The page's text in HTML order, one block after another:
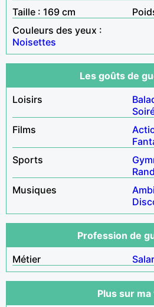
Taille : 169 cm
Couleurs des yeux :
Noisettes
Les goûts de
Loisirs
Films
Sports
Musiques
Profession de
Métier
Plus sur ma